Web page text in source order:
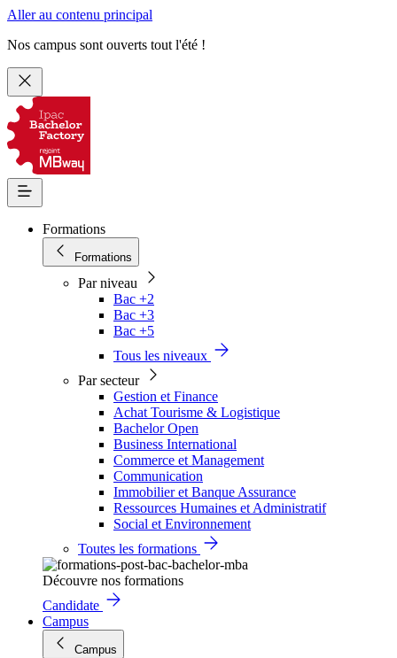
Aller au contenu principal
Nos campus sont ouverts tout l'été !
Formations
Formations
Par niveau
Bac +2
Bac +3
Bac +5
Tous les niveaux
Par secteur
Gestion et Finance
Achat Tourisme & Logistique
Bachelor Open
Business International
Commerce et Management
Communication
Immobilier et Banque Assurance
Ressources Humaines et Administratif
Social et Environnement
Toutes les formations
Découvre nos formations
Candidate
Campus
Campus